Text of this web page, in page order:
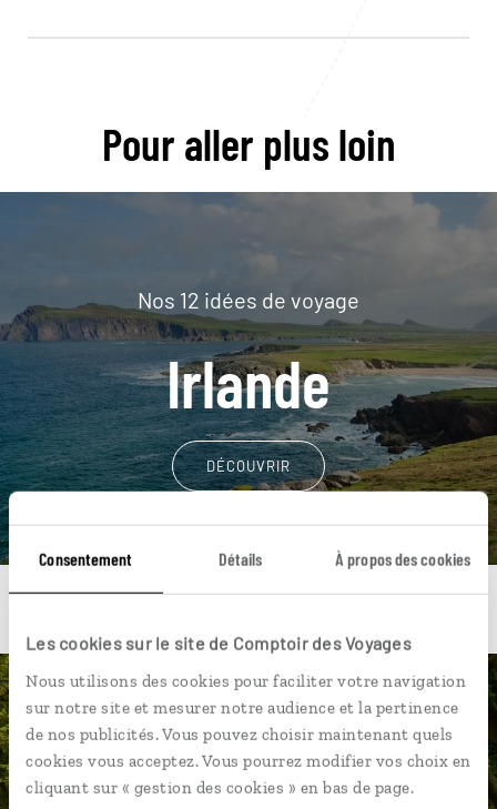
Consentement Détails À propos des cookies
Les cookies sur le site de Comptoir des Voyages
Nous utilisons des cookies pour faciliter votre navigation
sur notre site et mesurer notre audience et la pertinence
de nos publicités. Vous pouvez choisir maintenant quels
cookies vous acceptez. Vous pourrez modifier vos choix en
cliquant sur « gestion des cookies » en bas de page.
Pour aller plus loin
Nos 12 idées de voyage
Irlande
DÉCOUVRIR
Une envie de voyage
particulière ?